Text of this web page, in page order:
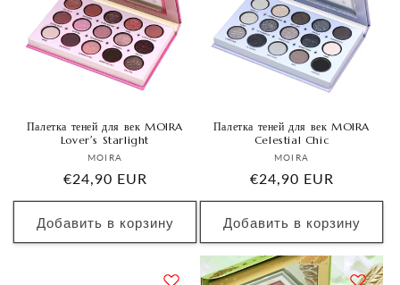
Палетка теней для век MOIRA
Lover′s Starlight
Продавец:
MOIRA
Обычная
цена
€24,90 EUR
Добавить в корзину
Палетка теней для век MOIRA
Celestial Chic
Продавец:
MOIRA
Обычная
цена
€24,90 EUR
Добавить в корзину